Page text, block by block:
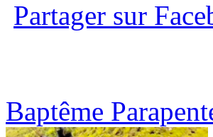
Partager sur
Baptême